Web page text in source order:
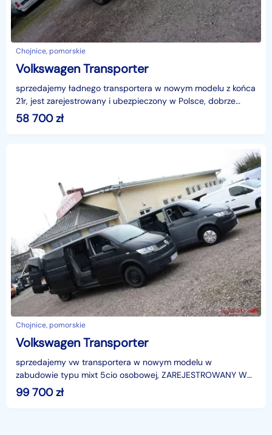
Chojnice, pomorskie
Volkswagen Transporter
sprzedajemy ładnego transportera w nowym modelu z końca
21r, jest zarejestrowany i ubezpieczony w Polsce, dobrze
wyposażony, długość bagażnika to 2,5m, przebieg
58 700zł
Chojnice, pomorskie
Volkswagen Transporter
sprzedajemy vw transportera w nowym modelu w
zabudowie typu mixt 5cio osobowej, ZAREJESTROWANY W
PL, wersja długa L2 z 2drzwiami z tyłu , długość bagażnika to
99 700zł